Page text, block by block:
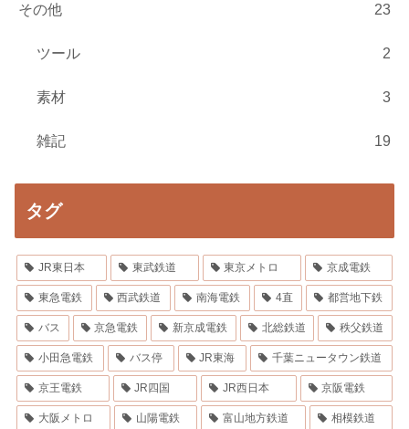
その他 23
ツール 2
素材 3
雑記 19
タグ
JR東日本 東武鉄道 東京メトロ 京成電鉄
東急電鉄 西武鉄道 南海電鉄 4直 都営地下鉄
バス 京急電鉄 新京成電鉄 北総鉄道 秩父鉄道
小田急電鉄 バス停 JR東海 千葉ニュータウン鉄道
京王電鉄 JR四国 JR西日本 京阪電鉄
大阪メトロ 山陽電鉄 富山地方鉄道 相模鉄道